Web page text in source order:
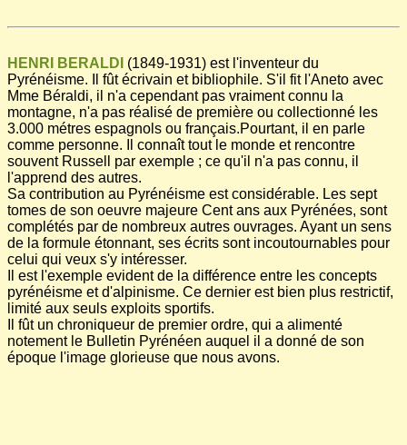
HENRI BERALDI (1849-1931) est l'inventeur du
Pyrénéisme. Il fût écrivain et bibliophile. S'il fit l'Aneto avec
Mme Béraldi, il n'a cependant pas vraiment connu la
montagne, n'a pas réalisé de première ou collectionné les
3.000 métres espagnols ou français.Pourtant, il en parle
comme personne. Il connaît tout le monde et rencontre
souvent Russell par exemple ; ce qu'il n'a pas connu, il
l'apprend des autres.
Sa contribution au Pyrénéisme est considérable. Les sept
tomes de son oeuvre majeure Cent ans aux Pyrénées, sont
complétés par de nombreux autres ouvrages. Ayant un sens
de la formule étonnant, ses écrits sont incoutournables pour
celui qui veux s'y intéresser.
Il est l'exemple evident de la différence entre les concepts
pyrénéisme et d'alpinisme. Ce dernier est bien plus restrictif,
limité aux seuls exploits sportifs.
Il fût un chroniqueur de premier ordre, qui a alimenté
notement le Bulletin Pyrénéen auquel il a donné de son
époque l'image glorieuse que nous avons.